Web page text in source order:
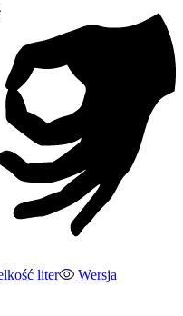
liter
Wersja